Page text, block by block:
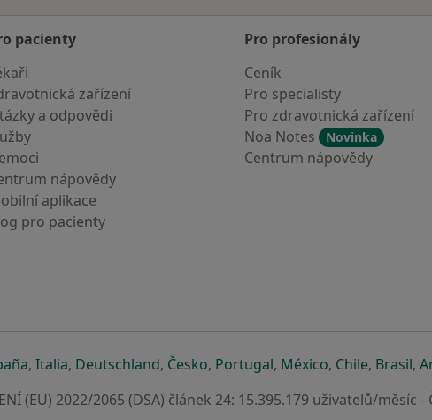
pacienty
zařízení
a odpovědi
nápovědy
aplikace
pro pacienty
Pro profesionály
Ceník
Pro specialisty
Pro zdravotnická zařízení
Noa Notes
Novinka
Centrum nápovědy
záložce
v nové záložce
se otevře v nové záložce
, Italiase otevře v nové záložce
, Deutschlandse otevře v nové záložce
, Českose otevře v nové záložce
, Portugalse otevře v nové
, Méxicose otevře v
, Chilese
, Brasilse
,
(EU) 2022/2065 (DSA) článek 24: 15.395.179 uživatelů/měsíc -